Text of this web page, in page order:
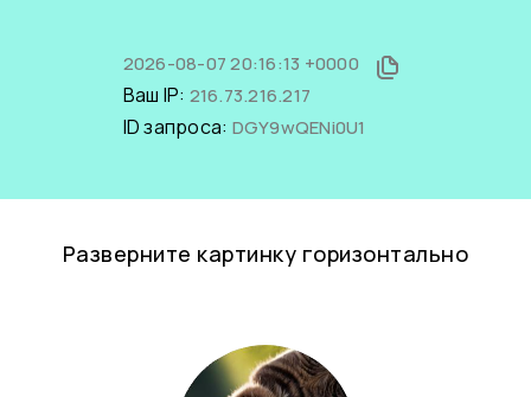
2026-08-07 20:16:13 +0000
Ваш IP: 216.73.216.217
ID запроса: DGY9wQENi0U1
Разверните картинку горизонтально